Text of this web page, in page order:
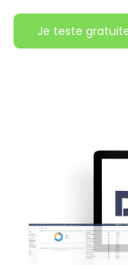
Je teste